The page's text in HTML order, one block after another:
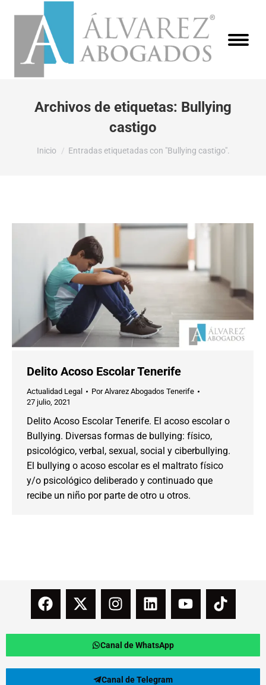
Archivos de etiquetas: Bullying
castigo
Estás aquí:
Inicio Entradas etiquetadas con "Bullying castigo".
Delito Acoso Escolar Tenerife
Actualidad Legal PorAlvarez Abogados Tenerife
27 julio, 2021
Delito Acoso Escolar Tenerife. El acoso escolar o
Bullying. Diversas formas de bullying: físico,
psicológico, verbal, sexual, social y ciberbullying.
El bullying o acoso escolar es el maltrato físico
y/o psicológico deliberado y continuado que
recibe un niño por parte de otro u otros.
Canal de WhatsApp
Canal de Telegram